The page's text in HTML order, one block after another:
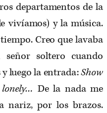
departamentos de la
vivíamos) y la música.
Creo que lavaba
soltero cuando
y luego la entrada:Show
De la nada me
nariz, por los brazos.